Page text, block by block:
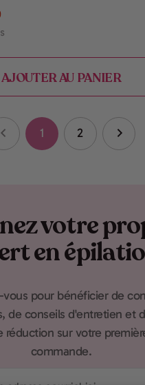
AJOUTER AU PANIER
1 2
votre
en
vous pour bénéficier de
de conseils d'entretien et
réduction sur votre
commande.